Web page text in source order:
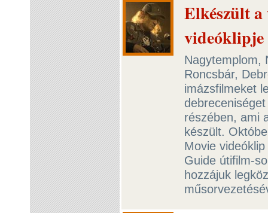
Elkészült
videóklipje
Nagytemplom,
Roncsbár,
imázsfilmeket
részében, ami
készült.
Movie
Guide útifilm-
hozzájuk